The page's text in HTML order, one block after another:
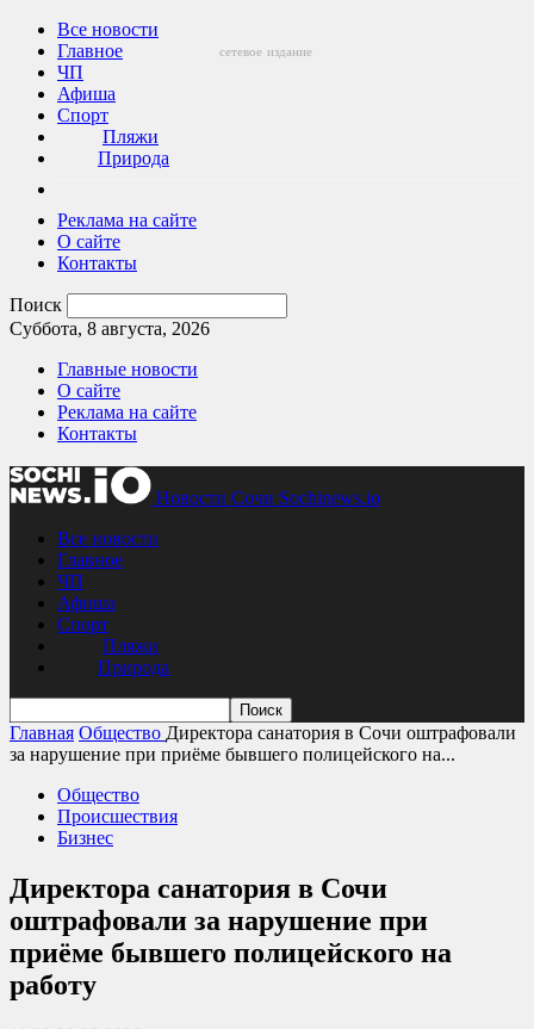
Все новости
Главное
ЧП
Афиша
Спорт
Пляжи
Природа
Реклама на сайте
О сайте
Контакты
Поиск
Суббота, 8 августа, 2026
Главные новости
О сайте
Реклама на сайте
Контакты
Новости Сочи Sochinews.io
сетевое издание
Все новости
Главное
ЧП
Афиша
Спорт
Пляжи
Природа
Главная Общество Директора санатория в Сочи оштрафовали
за нарушение при приёме бывшего полицейского на...
Общество
Происшествия
Бизнес
Директора санатория в Сочи
оштрафовали за нарушение при
приёме бывшего полицейского на
работу